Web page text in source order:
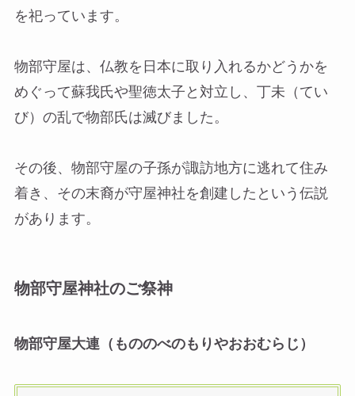
を祀っています。
物部守屋は、仏教を日本に取り入れるかどうかを
めぐって蘇我氏や聖徳太子と対立し、丁未（てい
び）の乱で物部氏は滅びました。
その後、物部守屋の子孫が諏訪地方に逃れて住み
着き、その末裔が守屋神社を創建したという伝説
があります。
物部守屋神社のご祭神
物部守屋大連（もののべのもりやおおむらじ）